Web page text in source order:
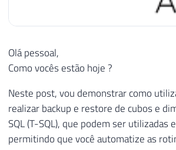
Olá pessoal,
Como vocês estão hoje ?
Neste post, vou demonstrar como
realizar backup e restore de cubos e
SQL (T-SQL), que podem ser
permitindo que você automatize as